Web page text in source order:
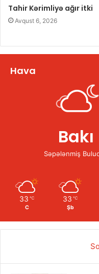
Tahir Kərimliyə ağır itki
Avqust 6, 2026
Hava
Bakı
Səpələnmiş
33 ℃
C
33 ℃
Şb